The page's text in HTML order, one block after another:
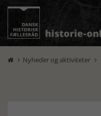
 Nyheder og aktiviteter 